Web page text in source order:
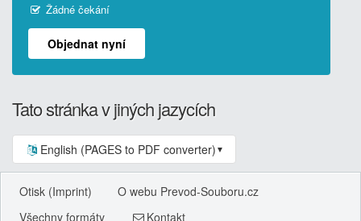
Žádné čekání
Objednat nyní
Tato stránka v jiných jazycích
English (PAGES to PDF converter) ▼
Otisk (Imprint)
O webu Prevod-Souboru.cz
Všechny formáty
Kontakt